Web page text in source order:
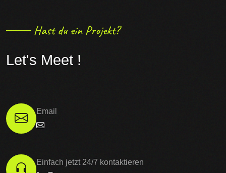
Hast du ein Projekt?
Let's Meet !
Email
Einfach jetzt 24/7 kontaktieren